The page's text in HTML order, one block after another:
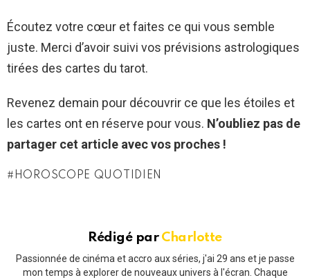
Écoutez votre cœur et faites ce qui vous semble
juste. Merci d’avoir suivi vos prévisions astrologiques
tirées des cartes du tarot.
Revenez demain pour découvrir ce que les étoiles et
les cartes ont en réserve pour vous. N’oubliez pas de
partager cet article avec vos proches !
HOROSCOPE QUOTIDIEN
Rédigé par Charlotte
Passionnée de cinéma et accro aux séries, j'ai 29 ans et je passe
mon temps à explorer de nouveaux univers à l'écran. Chaque